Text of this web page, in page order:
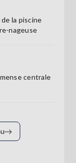
la piscine
nageuse
centrale